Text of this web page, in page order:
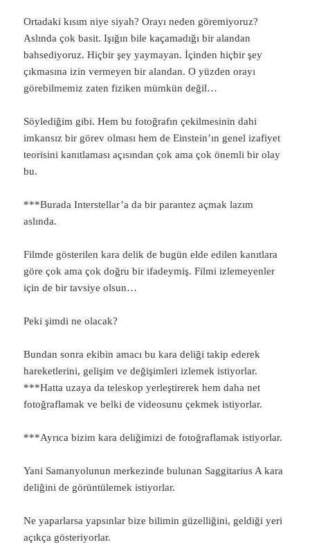
Ortadaki kısım niye siyah? Orayı neden göremiyoruz?
Aslında çok basit. Işığın bile kaçamadığı bir alandan
bahsediyoruz. Hiçbir şey yaymayan. İçinden hiçbir şey
çıkmasına izin vermeyen bir alandan. O yüzden orayı
görebilmemiz zaten fiziken mümkün değil…
Söylediğim gibi. Hem bu fotoğrafın çekilmesinin dahi
imkansız bir görev olması hem de Einstein’ın genel izafiyet
teorisini kanıtlaması açısından çok ama çok önemli bir olay
bu.
***Burada Interstellar’a da bir parantez açmak lazım
aslında.
Filmde gösterilen kara delik de bugün elde edilen kanıtlara
göre çok ama çok doğru bir ifadeymiş. Filmi izlemeyenler
için de bir tavsiye olsun…
Peki şimdi ne olacak?
Bundan sonra ekibin amacı bu kara deliği takip ederek
hareketlerini, gelişim ve değişimleri izlemek istiyorlar.
***Hatta uzaya da teleskop yerleştirerek hem daha net
fotoğraflamak ve belki de videosunu çekmek istiyorlar.
***Ayrıca bizim kara deliğimizi de fotoğraflamak istiyorlar.
Yani Samanyolunun merkezinde bulunan Saggitarius A kara
deliğini de görüntülemek istiyorlar.
Ne yaparlarsa yapsınlar bize bilimin güzelliğini, geldiği yeri
açıkça gösteriyorlar.